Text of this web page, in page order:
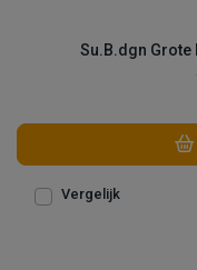
Su.B.dgn Grote
Vergelijk